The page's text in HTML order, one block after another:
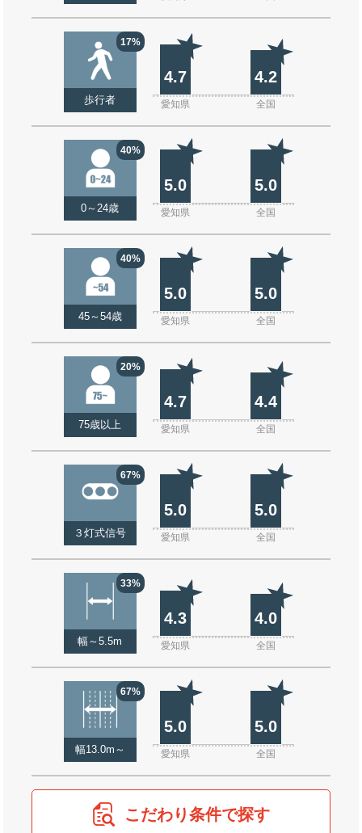
17%
歩行者
4.7 4.2
愛知県 全国
40%
0～24歳
5.0 5.0
愛知県 全国
40%
45～54歳
5.0 5.0
愛知県 全国
20%
75歳以上
4.7 4.4
愛知県 全国
67%
３灯式信号
5.0 5.0
愛知県 全国
33%
幅～5.5m
4.3 4.0
愛知県 全国
67%
幅13.0m～
5.0 5.0
愛知県 全国
こだわり条件で探す